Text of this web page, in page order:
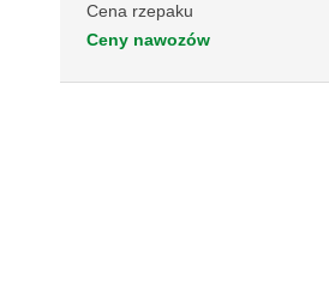
Cena rzepaku
Ceny nawozów